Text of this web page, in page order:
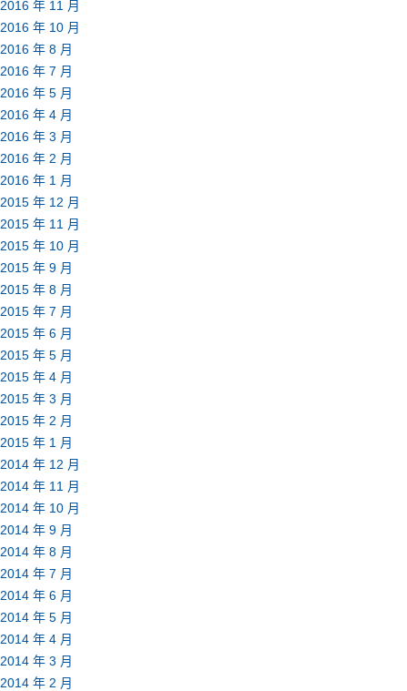
2016 年 11 月
2016 年 10 月
2016 年 8 月
2016 年 7 月
2016 年 5 月
2016 年 4 月
2016 年 3 月
2016 年 2 月
2016 年 1 月
2015 年 12 月
2015 年 11 月
2015 年 10 月
2015 年 9 月
2015 年 8 月
2015 年 7 月
2015 年 6 月
2015 年 5 月
2015 年 4 月
2015 年 3 月
2015 年 2 月
2015 年 1 月
2014 年 12 月
2014 年 11 月
2014 年 10 月
2014 年 9 月
2014 年 8 月
2014 年 7 月
2014 年 6 月
2014 年 5 月
2014 年 4 月
2014 年 3 月
2014 年 2 月